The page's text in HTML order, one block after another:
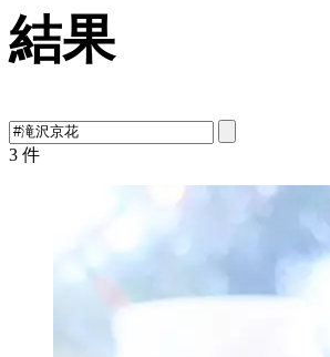
結果
3 件